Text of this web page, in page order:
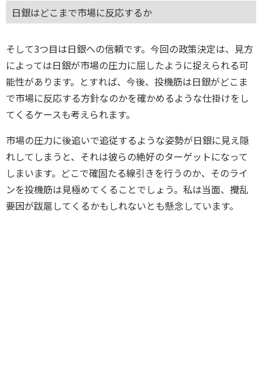
日銀はどこまで市場に反応するか
そして3つ目は日銀への信頼です。今回の政策決定は、見方
によっては日銀が市場の圧力に屈したように捉えられる可
能性があります。とすれば、今後、投機筋は日銀がどこま
で市場に反応する方針なのかを確かめるような仕掛けをし
てくるケースも考えられます。
市場の圧力に後追いで追従するような姿勢が日銀に見え隠
れしてしまうと、それは彼らの絶好のターゲットになって
しまいます。どこで確固たる線引きを行うのか、そのライ
ンを投機筋は見極めてくることでしょう。私は当面、攪乱
要因が跋扈してくるかもしれないとも懸念しています。